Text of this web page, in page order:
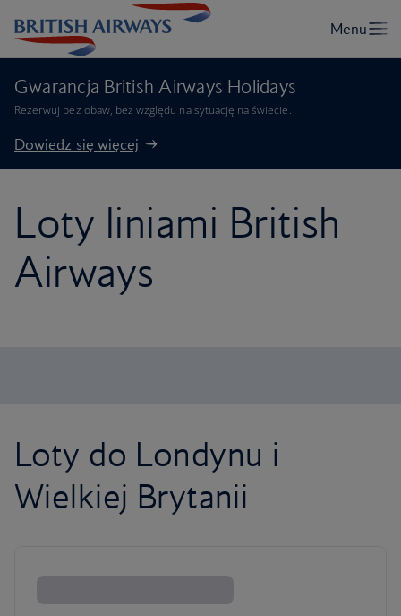
Gwarancja British Airways Holidays
Rezerwuj bez obaw, bez względu na sytuację na świecie.
Dowiedz się więcej
Loty liniami British
Airways
Loty do Londynu i
Wielkiej Brytanii